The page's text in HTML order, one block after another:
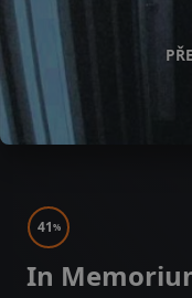
41%
In